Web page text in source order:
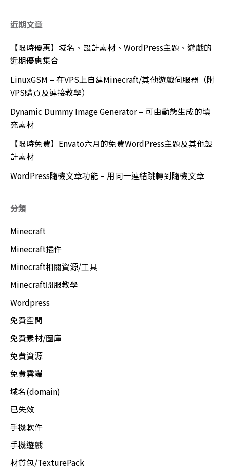
近期文章
【限時優惠】域名、設計素材、WordPress主題、遊戲的
近期優惠集合
LinuxGSM – 在VPS上自建Minecraft/其他遊戲伺服器（附
VPS購買及連接教學）
Dynamic Dummy Image Generator – 可由動態生成的填
充素材
【限時免費】Envato六月的免費WordPress主題及其他設
計素材
WordPress隨機文章功能 – 用同一連結跳轉到隨機文章
分類
Minecraft
Minecraft插件
Minecraft相關資源/工具
Minecraft開服教學
Wordpress
免費空間
免費素材/圖庫
免費資源
免費雲端
域名(domain)
已失效
手機軟件
手機遊戲
材質包/TexturePack